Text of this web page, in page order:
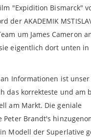
"Expidition Bismarck"
der AKADEMIK
um James Cameron
eigentlich dort unten in
Informationen ist
das korrekteste und am
am Markt. Die geniale
Peter Brandt's
Modell der Superlative